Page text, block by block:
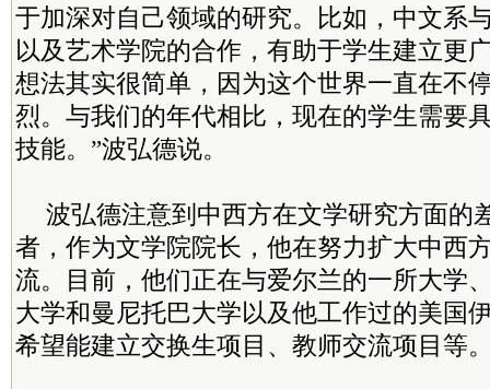
于加深对自己领域的研究。比如，中文系
以及艺术学院的合作，有助于学生建立更
想法其实很简单，因为这个世界一直在不
烈。与我们的年代相比，现在的学生需要
技能。”波弘德说。
波弘德注意到中西方在文学研究方面的
者，作为文学院院长，他在努力扩大中西
流。目前，他们正在与爱尔兰的一所大学
大学和曼尼托巴大学以及他工作过的美国
希望能建立交换生项目、教师交流项目等